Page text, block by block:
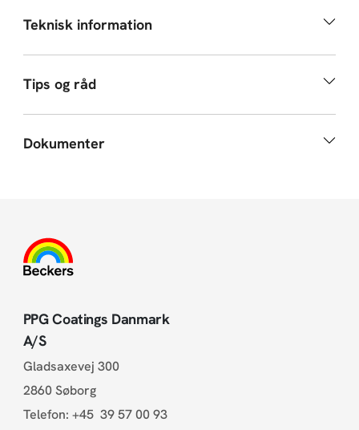
Teknisk information
Tips og råd
Dokumenter
PPG Coatings Danmark
A/S
Gladsaxevej 300
2860 Søborg
Telefon: +45 39 57 00 93